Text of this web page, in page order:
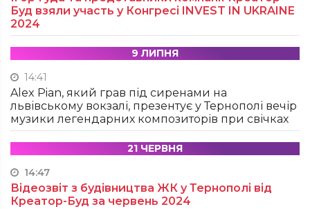
Буд взяли участь у Конгресі INVEST IN UKRAINE
2024
9 ЛИПНЯ
14:41
Alex Pian, який грав під сиренами на
львівському вокзалі, презентує у Тернополі вечір
музики легендарних композиторів при свічках
21 ЧЕРВНЯ
14:47
Відеозвіт з будівництва ЖК у Тернополі від
Креатор-Буд за червень 2024